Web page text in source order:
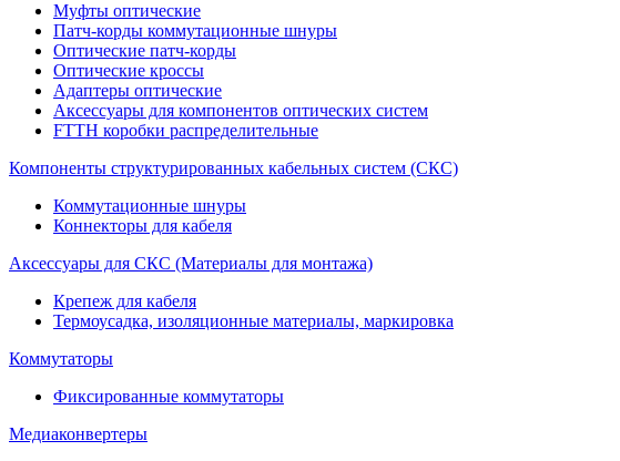
Муфты оптические
Патч-корды коммутационные шнуры
Оптические патч-корды
Оптические кроссы
Адаптеры оптические
Аксессуары для компонентов оптических систем
FTTH коробки распределительные
Компоненты структурированных кабельных систем (СКС)
Коммутационные шнуры
Коннекторы для кабеля
Аксессуары для СКС (Материалы для монтажа)
Крепеж для кабеля
Термоусадка, изоляционные материалы, маркировка
Коммутаторы
Фиксированные коммутаторы
Медиаконвертеры